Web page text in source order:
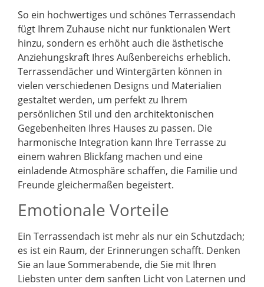
So ein hochwertiges und schönes Terrassendach
fügt Ihrem Zuhause nicht nur funktionalen Wert
hinzu, sondern es erhöht auch die ästhetische
Anziehungskraft Ihres Außenbereichs erheblich.
Terrassendächer und Wintergärten können in
vielen verschiedenen Designs und Materialien
gestaltet werden, um perfekt zu Ihrem
persönlichen Stil und den architektonischen
Gegebenheiten Ihres Hauses zu passen. Die
harmonische Integration kann Ihre Terrasse zu
einem wahren Blickfang machen und eine
einladende Atmosphäre schaffen, die Familie und
Freunde gleichermaßen begeistert.
Emotionale Vorteile
Ein Terrassendach ist mehr als nur ein Schutzdach;
es ist ein Raum, der Erinnerungen schafft. Denken
Sie an laue Sommerabende, die Sie mit Ihren
Liebsten unter dem sanften Licht von Laternen und